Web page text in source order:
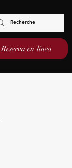
Reserva en línea